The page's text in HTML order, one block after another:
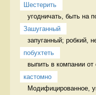
Шестерить
угодничать, быть на
Зашуганный
запуганный; робкий,
побухтеть
выпить в компании от
кастомно
Модифицированное,